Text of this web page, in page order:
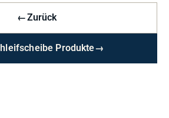
←Zurück
Produkte→